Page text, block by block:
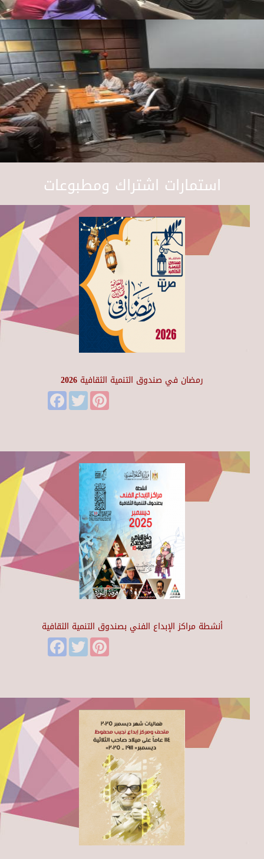
استمارات اشتراك ومطبوعات
رمضان في صندوق التنمية الثقافية 2026
FacebookTwitter
أنشطة مراكز الإبداع الفني بصندوق التنمية الثقافية
FacebookTwitter